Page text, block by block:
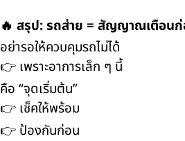
🔥 สรุป: รถส่าย = สัญญาณเตือน
อย่ารอให้ควบคุมรถไม่ได้
👉 เพราะอาการเล็ก ๆ นี้
คือ “จุดเริ่มต้น”
👉 เช็คให้พร้อม
👉 ป้องกันก่อน